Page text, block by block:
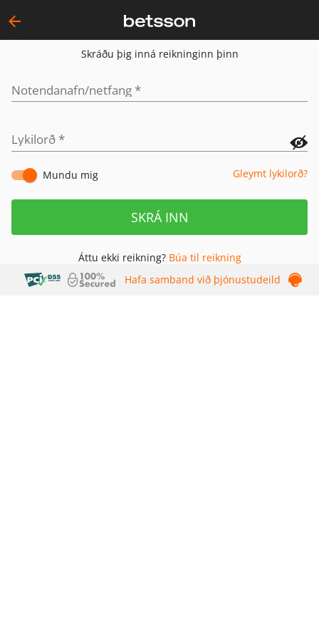
Skráðu þig inná reikninginn þinn
Notendanafn/netfang*
Lykilorð*
Mundu mig Gleymt lykilorð?
SKRÁ INN
Áttu ekki reikning? Búa til reikning
Hafa samband við þjónustudeild